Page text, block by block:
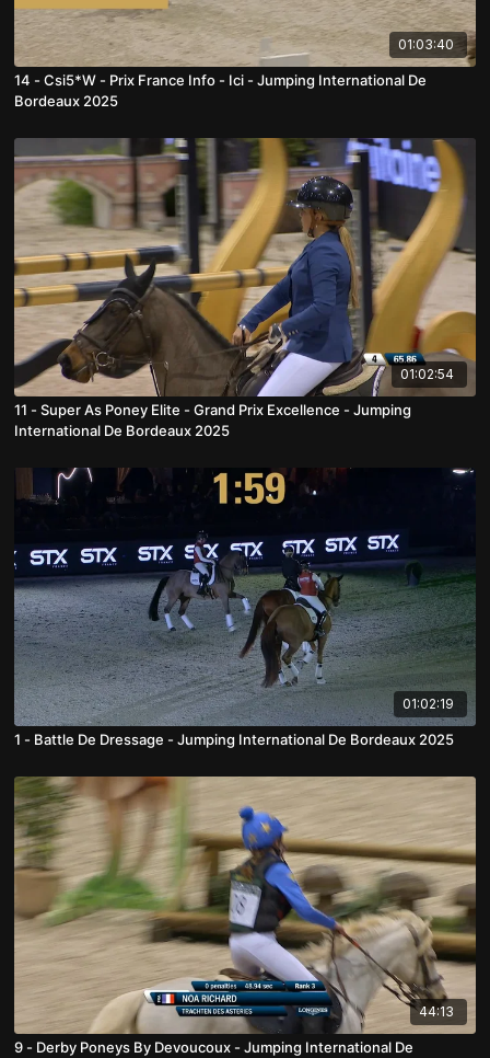
01:03:40
14 - Csi5*W - Prix France Info - Ici - Jumping International De
Bordeaux 2025
01:02:54
11 - Super As Poney Elite - Grand Prix Excellence - Jumping
International De Bordeaux 2025
01:02:19
1 - Battle De Dressage - Jumping International De Bordeaux 2025
44:13
9 - Derby Poneys By Devoucoux - Jumping International De